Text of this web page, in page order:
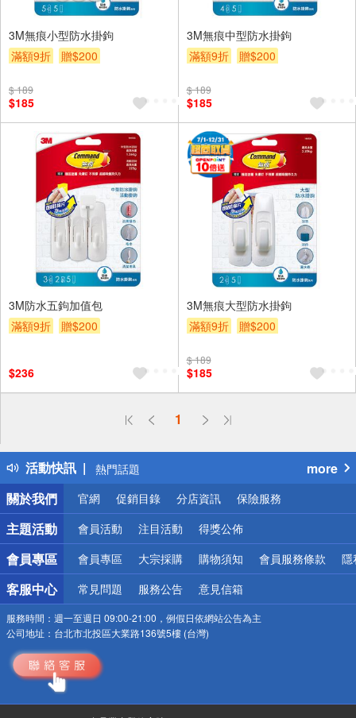
3M無痕小型防水掛鉤
滿額9折
贈$200
$ 189
$185
3M無痕中型防水掛鉤
滿額9折
贈$200
$ 189
$185
3M防水五鉤加值包
滿額9折
贈$200
$236
3M無痕大型防水掛鉤
滿額9折
贈$200
$ 189
$185
1
活動快訊
偏遠地區配送
得獎公告
熱門話題
銀行優惠
偏遠地區配送
詐騙網頁！請小心！
more
關於我們
官網 促銷目錄 分店資訊 保險服務
主題活動 會員活動 注目活動 得獎公佈
會員專區 會員專區 大宗採購 購物須知 會員服務條款 隱
客服中心 常見問題 服務公告 意見信箱
服務時間： 週一至週日 09:00-21:00，例假日依網站公告為主
公司地址： 台北市北投區大業路136號5樓 (台灣)